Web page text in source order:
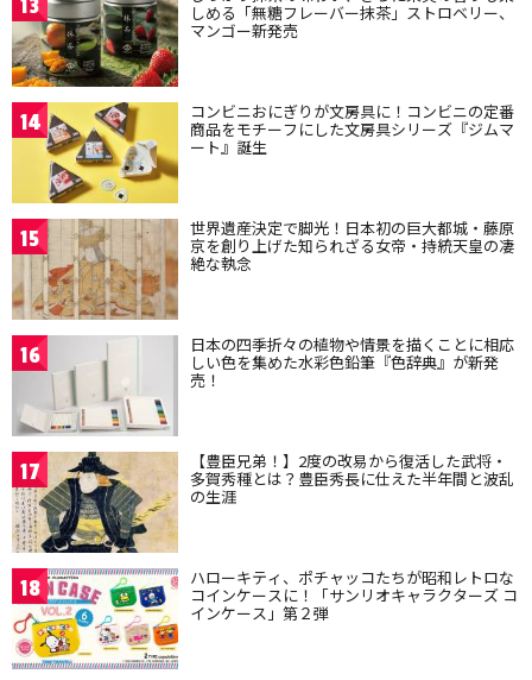
13 しめる「無糖フレーバー抹茶」ストロベリー、
マンゴー新発売
14 コンビニおにぎりが文房具に！コンビニの定番
商品をモチーフにした文房具シリーズ『ジムマ
ート』誕生
15 世界遺産決定で脚光！日本初の巨大都城・藤原
京を創り上げた知られざる女帝・持統天皇の凄
絶な執念
16 日本の四季折々の植物や情景を描くことに相応
しい色を集めた水彩色鉛筆『色辞典』が新発
売！
17 【豊臣兄弟！】2度の改易から復活した武将・
多賀秀種とは？豊臣秀長に仕えた半年間と波乱
の生涯
18 ハローキティ、ポチャッコたちが昭和レトロな
コインケースに！「サンリオキャラクターズ コ
インケース」第２弾